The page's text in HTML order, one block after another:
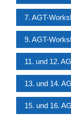
7. AGT-
9. AGT-
11. und 12.
13. und 14.
15. und 16.